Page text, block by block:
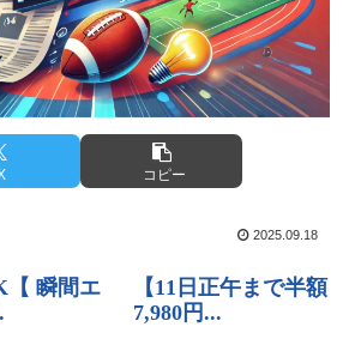
コピー
2025.09.18